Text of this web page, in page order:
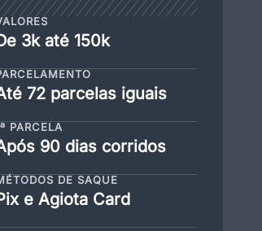
3k até 150k
72 parcelas iguais
PARCELA
90 dias corridos
DE SAQUE
e Agiota Card